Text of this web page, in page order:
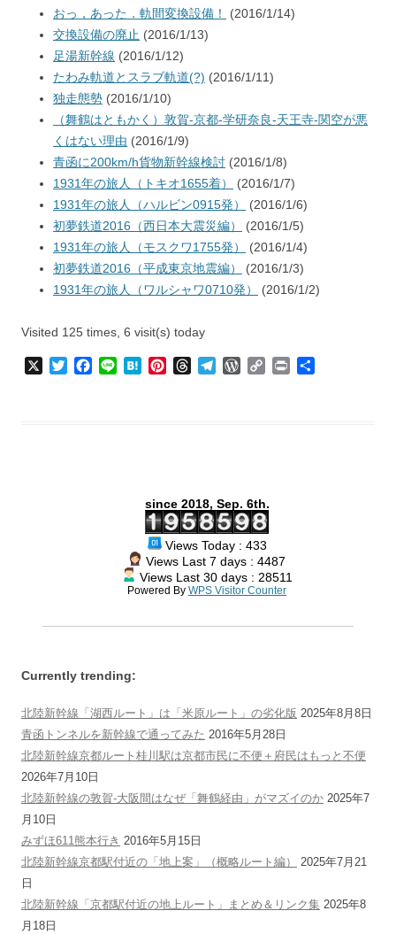
おっ，あった．軌間変換設備！
(2016/1/14)
交換設備の廃止 (2016/1/13)
足湯新幹線 (2016/1/12)
たわみ軌道とスラブ軌道(?) (2016/1/11)
独走態勢 (2016/1/10)
（舞鶴はともかく）敦賀-京都-学研奈良-天王寺-関空が悪
くはない理由 (2016/1/9)
青函に200km/h貨物新幹線検討 (2016/1/8)
1931年の旅人（トキオ1655着）
(2016/1/7)
1931年の旅人（ハルビン0915発）
(2016/1/6)
初夢鉄道2016（西日本大震災編）
(2016/1/5)
1931年の旅人（モスクワ1755発）
(2016/1/4)
初夢鉄道2016（平成東京地震編）
(2016/1/3)
1931年の旅人（ワルシャワ0710発）
(2016/1/2)
Visited 125 times, 6 visit(s) today
H
t
W
s
C
since 2018, Sep. 6th.
Views Today : 433
Views Last 7 days : 4487
Views Last 30 days : 28511
Powered By WPS Visitor Counter
Currently trending:
北陸新幹線「湖西ルート」は「米原ルート」の劣化版 2025年8月8日
青函トンネルを新幹線で通ってみた 2016年5月28日
北陸新幹線京都ルート桂川駅は京都市民に不便＋府民はもっと不便
2026年7月10日
北陸新幹線の敦賀-大阪間はなぜ「舞鶴経由」がマズイのか 2025年7
月10日
みずほ611熊本行き 2016年5月15日
北陸新幹線京都駅付近の「地上案」（概略ルート編）
2025年7月21
日
北陸新幹線「京都駅付近の地上ルート」まとめ＆リンク集 2025年8
月18日